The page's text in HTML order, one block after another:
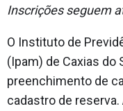
Inscrições seguem
O Instituto de
(Ipam) de Caxias do
preenchimento de
cadastro de